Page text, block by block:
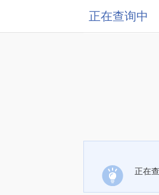
正在查询中
正在